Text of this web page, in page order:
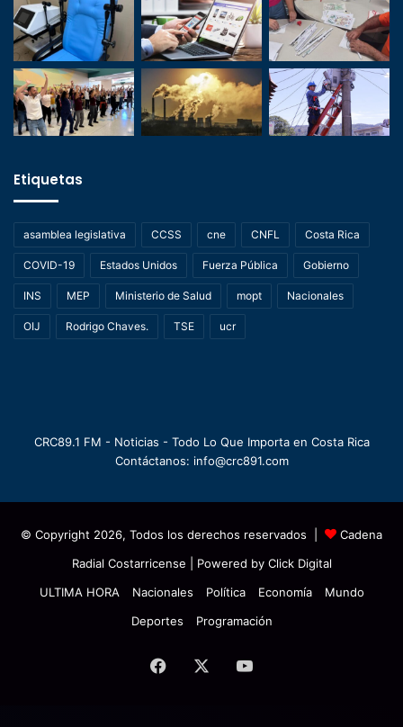
Etiquetas
asamblea legislativa CCSS cne CNFL Costa Rica
COVID-19 Estados Unidos Fuerza Pública Gobierno
INS MEP Ministerio de Salud mopt Nacionales
OIJ Rodrigo Chaves. TSE ucr
CRC89.1 FM - Noticias - Todo Lo Que Importa en Costa Rica
Contáctanos: info@crc891.com
© Copyright 2026, Todos los derechos reservados |
Cadena
Radial Costarricense | Powered by Click Digital
ULTIMA HORA
Nacionales Política Economía
Mundo
Deportes
Programación
Facebook